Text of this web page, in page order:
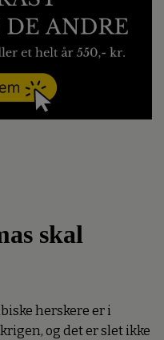
skal
herskere er i
og det er slet ikke